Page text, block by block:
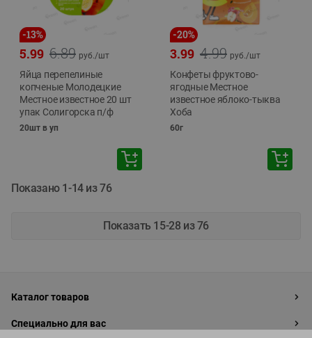
-13%
6.89
5.99 руб./шт
Яйца перепелиные
копченые Молодецкие
Местное известное 20 шт
упак Солигорска п/ф
20шт в уп
-20%
4.99
3.99 руб./шт
Конфеты фруктово-
ягодные Местное
известное яблоко-тыква
Хоба
60г
Показано 1-14 из 76
Показать 15-28 из 76
Каталог товаров
Специально для вас